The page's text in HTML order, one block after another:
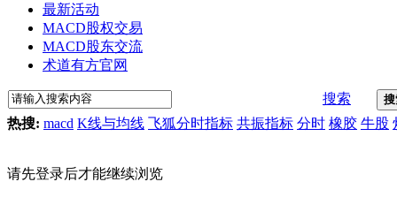
最新活动
MACD股权交易
MACD股东交流
术道有方官网
搜索
热搜: macd K线与均线 飞狐分时指标 共振指标 分时 橡胶 牛股
请先登录后才能继续浏览